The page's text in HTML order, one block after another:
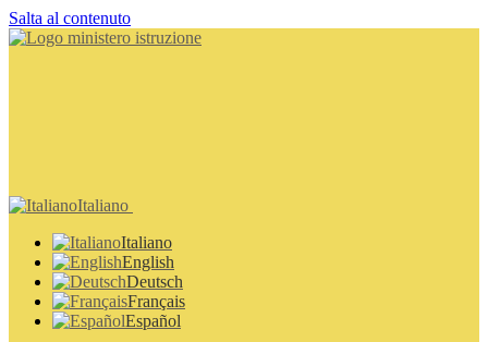
Salta al contenuto
Italiano
Italiano
English
Deutsch
Français
Español